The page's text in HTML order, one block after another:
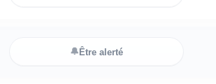
🔔Être alerté